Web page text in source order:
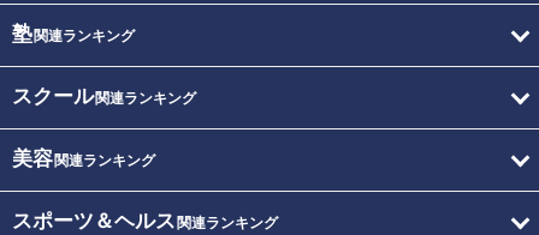
塾関連ランキング
スクール関連ランキング
美容関連ランキング
スポーツ＆ヘルス 関連ランキング